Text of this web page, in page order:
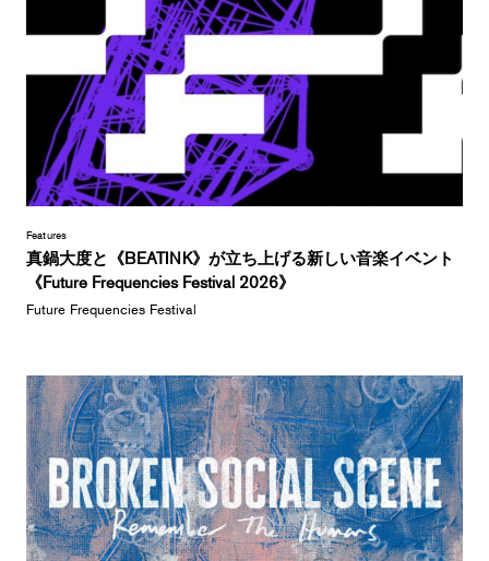
Features
真鍋大度と《BEATINK》が立ち上げる新しい音楽イベント
《Future Frequencies Festival 2026》
Future Frequencies Festival